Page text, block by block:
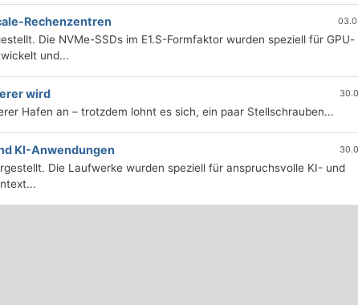
Rechenzentren
Die NVMe-SSDs im E1.S-Formfaktor wurden speziell für GPU-
und...
wird
Hafen an – trotzdem lohnt es sich, ein paar Stellschrauben...
KI-Anwendungen
Die Laufwerke wurden speziell für anspruchsvolle KI- und